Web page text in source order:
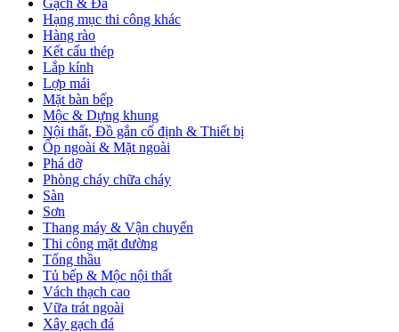
Hạng mục thi công khác
Hàng rào
Kết cấu thép
Lắp kính
Lợp mái
Mặt bàn bếp
Mộc & Dựng khung
Nội thất, Đồ gắn cố định & Thiết bị
Ốp ngoài & Mặt ngoài
Phá dỡ
Phòng cháy chữa cháy
Sàn
Sơn
Thang máy & Vận chuyển
Thi công mặt đường
Tổng thầu
Tủ bếp & Mộc nội thất
Vách thạch cao
Vữa trát ngoài
Xây gạch đá